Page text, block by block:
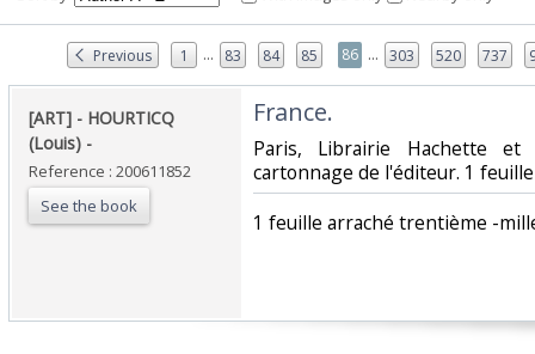
Previous 1 ... 83 84 85 86 ... 303 520 737
‎[ART] - HOURTICQ
(Louis) - ‎
Reference : 200611852
See the book
‎France. ‎
‎Paris, Librairie Hachette
cartonnage de l'éditeur. 1
‎1 feuille arraché trentième -